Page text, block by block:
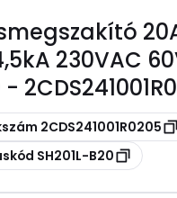
230VAC
-
2CDS241001R0205
SH201L-B20